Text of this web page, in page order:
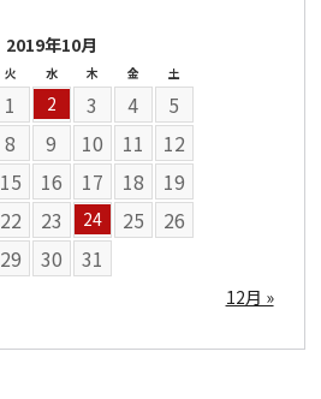
2019年10月
火 水 木 金 土
1 2 3 4
5
8 9 10 11
12
15 16 17 18
19
22 23 24 25
26
29 30 31
12月 »